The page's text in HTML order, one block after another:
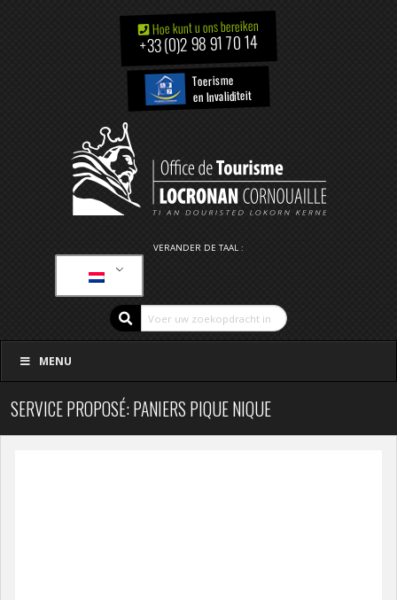
Hoe kunt u ons bereiken
+33 (0)2 98 91 70 14
Toerisme
en Invaliditeit
VERANDER DE TAAL :
MENU
SERVICE PROPOSÉ: PANIERS PIQUE NIQUE